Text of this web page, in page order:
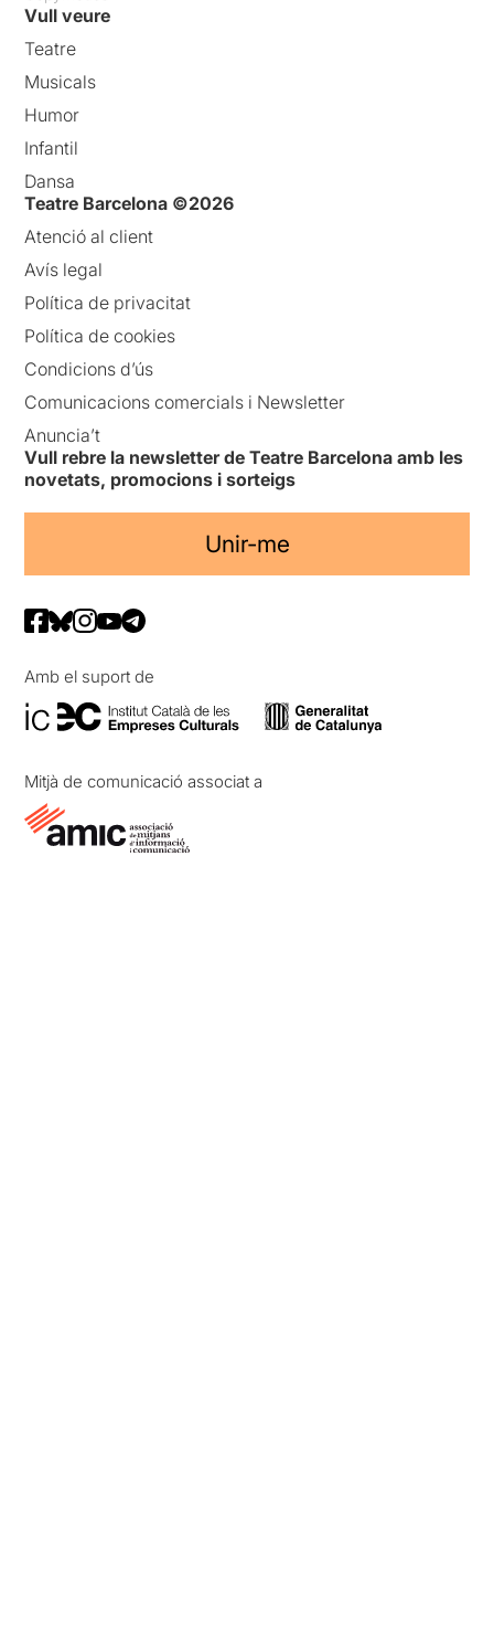
Vull veure
Teatre
Musicals
Humor
Infantil
Dansa
Teatre Barcelona ©2026
Atenció al client
Avís legal
Política de privacitat
Política de cookies
Condicions d’ús
Comunicacions comercials i Newsletter
Anuncia’t
Vull rebre la newsletter de Teatre Barcelona amb les
novetats, promocions i sorteigs
Unir-me
Amb el suport de
Mitjà de comunicació associat a